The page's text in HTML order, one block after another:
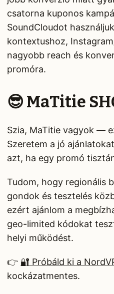
csatorna kuponos
SoundCloudot
kontextushoz,
nagyobb reach és
promóra.
😎 MaTitie
Szia, MaTitie vagyok —
Szeretem a jó
azt, ha egy promó
Tudom, hogy regionális
gondok és tesztelés
ezért ajánlom a
geo-limited kódokat
helyi működést.
👉 🔐 Próbáld ki a
kockázatmentes.